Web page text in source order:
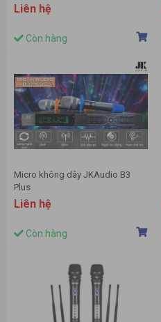
Liên hệ
Còn hàng
Micro không dây JKAudio B3
Plus
Liên hệ
Còn hàng